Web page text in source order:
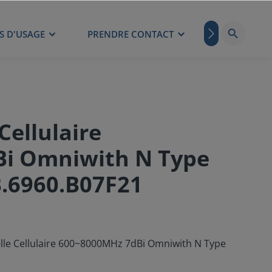
D'USAGE PRENDRE CONTACT BLOG
Omniwith N Type
Cellulaire 600~8000MHz 7dBi Omniwith N Type